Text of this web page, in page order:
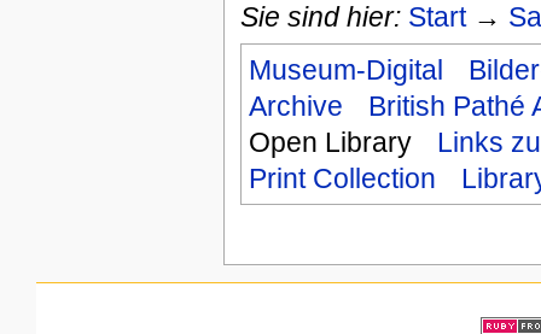
Sie sind hier: Start→
Museum-Digital
Archive
British Pathé
Open Library
Links
Print Collection